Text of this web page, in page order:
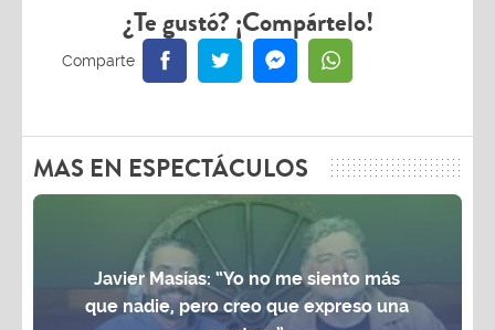
¿Te gustó? ¡Compártelo!
MAS EN ESPECTÁCULOS
Javier Masías: “Yo no me siento más
que nadie, pero creo que expreso una